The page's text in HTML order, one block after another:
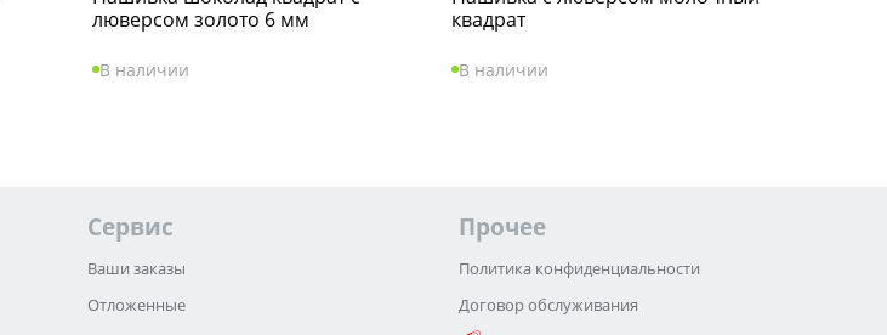
люверсом золото 6 мм
В наличии
квадрат
В наличии
Сервис
Ваши заказы
Отложенные
Прочее
Политика конфиденциальности
Договор обслуживания